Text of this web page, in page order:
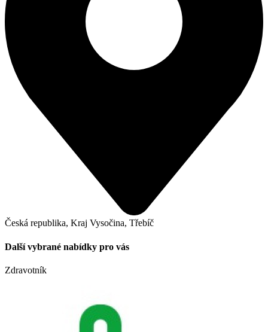
Česká republika, Kraj Vysočina, Třebíč
Další vybrané nabídky pro vás
Zdravotník